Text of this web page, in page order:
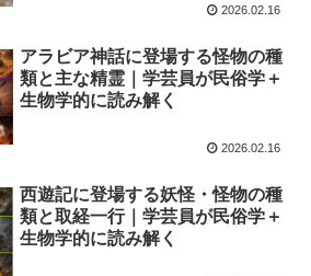
2026.02.16
アラビア神話に登場する怪物の種
類と主な精霊｜学芸員が民俗学＋
生物学的に読み解く
2026.02.16
西遊記に登場する妖怪・怪物の種
類と取経一行｜学芸員が民俗学＋
生物学的に読み解く